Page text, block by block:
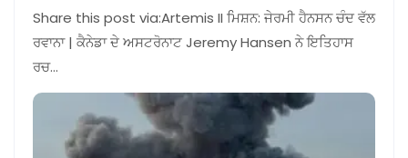
Share this post via:Artemis II ਮਿਸ਼ਨ: ਜੇਰਮੀ ਹੈਨਸਨ ਚੰਦ ਵੱਲ
ਰਵਾਨਾ | ਕੈਨੇਡਾ ਦੇ ਅਸਟਰੋਨਾਟ Jeremy Hansen ਨੇ ਇਤਿਹਾਸ
ਰਚ…